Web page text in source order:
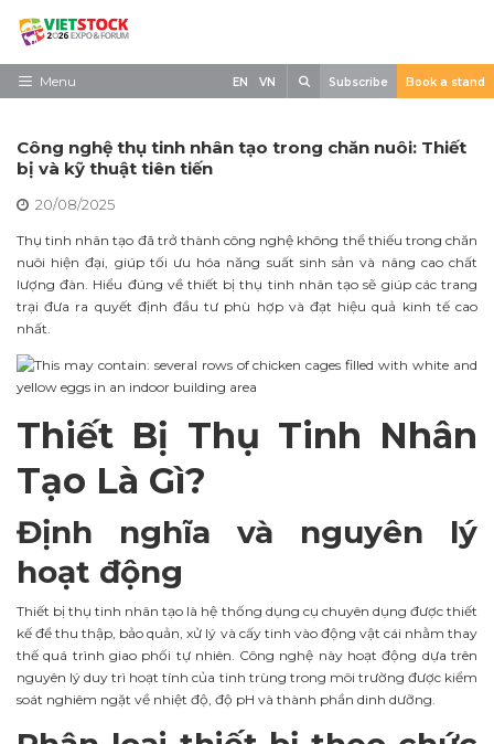
Skip
contentMenu
Về triển lãm
Trưng Bày
Tham Quan
Tin tức
Liên Hệ
EN VN Subscribe Book a stand
Công nghệ thụ tinh nhân tạo trong chăn nuôi: Thiết
bị và kỹ thuật tiên tiến
20/08/2025
Thụ tinh nhân tạo đã trở thành công nghệ không thể thiếu trong chăn
nuôi hiện đại, giúp tối ưu hóa năng suất sinh sản và nâng cao chất
lượng đàn. Hiểu đúng về thiết bị thụ tinh nhân tạo sẽ giúp các trang
trại đưa ra quyết định đầu tư phù hợp và đạt hiệu quả kinh tế cao
nhất.
Thiết Bị Thụ Tinh Nhân
Tạo Là Gì?
Định nghĩa và nguyên lý
hoạt động
Thiết bị thụ tinh nhân tạo là hệ thống dụng cụ chuyên dụng được thiết
kế để thu thập, bảo quản, xử lý và cấy tinh vào động vật cái nhằm thay
thế quá trình giao phối tự nhiên. Công nghệ này hoạt động dựa trên
nguyên lý duy trì hoạt tính của tinh trùng trong môi trường được kiểm
soát nghiêm ngặt về nhiệt độ, độ pH và thành phần dinh dưỡng.